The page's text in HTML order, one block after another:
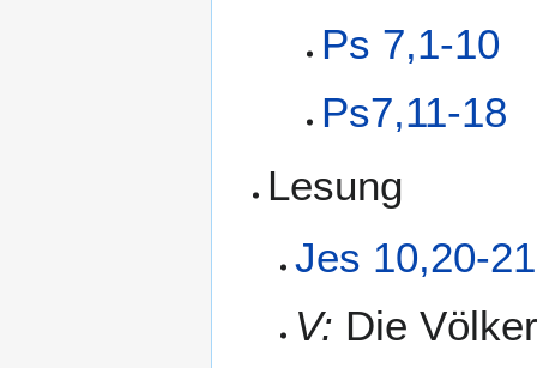
Ps 7,1-10
Ps7,11-18
Lesung
Jes 10,20-21
V: Die